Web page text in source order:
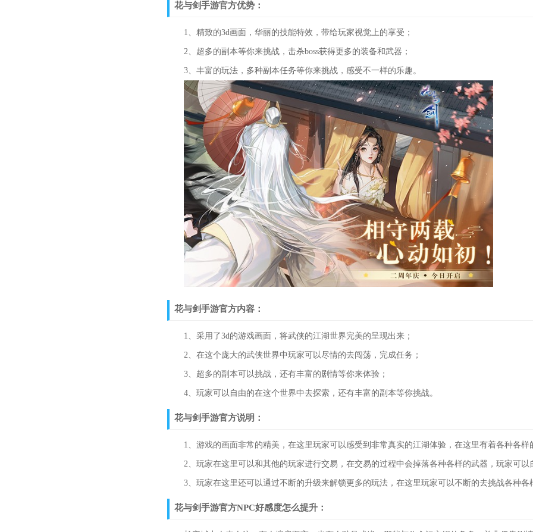
花与剑手游官方优势：
1、精致的3d画面，华丽的技能特效，带给玩家视觉上的享受；
2、超多的副本等你来挑战，击杀boss获得更多的装备和武器；
3、丰富的玩法，多种副本任务等你来挑战，感受不一样的乐趣。
花与剑手游官方内容：
1、采用了3d的游戏画面，将武侠的江湖世界完美的呈现出来；
2、在这个庞大的武侠世界中玩家可以尽情的去闯荡，完成任务；
3、超多的副本可以挑战，还有丰富的剧情等你来体验；
4、玩家可以自由的在这个世界中去探索，还有丰富的副本等你挑战。
花与剑手游官方说明：
1、游戏的画面非常的精美，在这里玩家可以感受到非常真实的江湖体验，在这里有着各种各样
2、玩家在这里可以和其他的玩家进行交易，在交易的过程中会掉落各种各样的武器，玩家可以
3、玩家在这里还可以通过不断的升级来解锁更多的玩法，在这里玩家可以不断的去挑战各种各
花与剑手游官方NPC好感度怎么提升：